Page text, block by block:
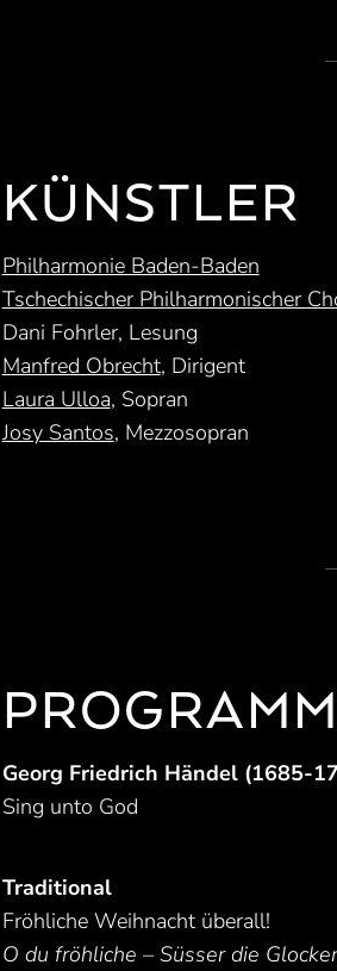
KÜNSTLER
Philharmonie Baden-Baden
Tschechischer Philharmonischer
Dani Fohrler, Lesung
Manfred Obrecht, Dirigent
Laura Ulloa, Sopran
Josy Santos, Mezzosopran
PROGRAMM
Georg Friedrich Händel (1685-
Sing unto God
Traditional
Fröhliche Weihnacht überall!
O du fröhliche – Süsser die